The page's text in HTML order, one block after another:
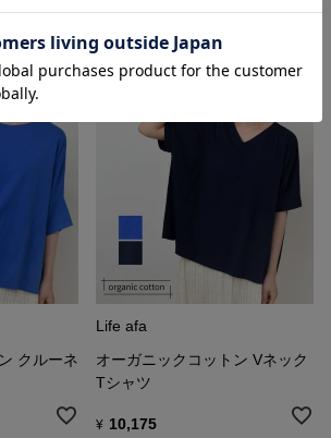
クルーネ
Life afa
オーガニックコットン Vネック
Tシャツ
¥ 10,175